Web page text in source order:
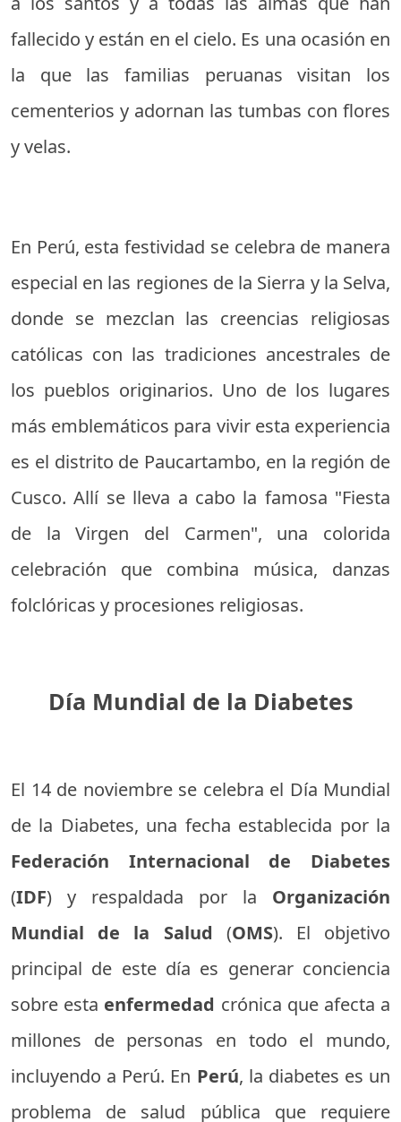
fallecido y están en el cielo. Es una ocasión en
la que las familias peruanas visitan los
cementerios y adornan las tumbas con flores
y velas.
En Perú, esta festividad se celebra de manera
especial en las regiones de la Sierra y la Selva,
donde se mezclan las creencias religiosas
católicas con las tradiciones ancestrales de
los pueblos originarios. Uno de los lugares
más emblemáticos para vivir esta experiencia
es el distrito de Paucartambo, en la región de
Cusco. Allí se lleva a cabo la famosa "Fiesta
de la Virgen del Carmen", una colorida
celebración que combina música, danzas
folclóricas y procesiones religiosas.
Día Mundial de la Diabetes
El 14 de noviembre se celebra el Día Mundial
de la Diabetes, una fecha establecida por la
Federación Internacional de Diabetes
(IDF) y respaldada por la Organización
Mundial de la Salud (OMS). El objetivo
principal de este día es generar conciencia
sobre esta enfermedad crónica que afecta a
millones de personas en todo el mundo,
incluyendo a Perú. En Perú, la diabetes es un
problema de salud pública que requiere